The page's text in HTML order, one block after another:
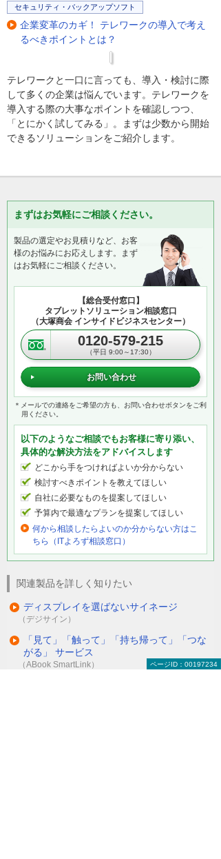
セキュリティ・バックアップソフト
企業変革のカギ！ テレワークの導入で考え
るべきポイントとは？
テレワークと一口に言っても、導入・検討に際
して多くの企業は悩んでいます。テレワークを
導入する際の大事なポイントを確認しつつ、
「とにかく試してみる」。まずは少数から開始
できるソリューションをご紹介します。
まずはお気軽にご相談ください。
製品の選定やお見積りなど、お客
様のお悩みにお応えします。まず
はお気軽にご相談ください。
【総合受付窓口】
タブレットソリューション相談窓口
（大塚商会 インサイドビジネスセンター）
0120-579-215
（平日 9:00～17:30）
お問い合わせ
＊メールでの連絡をご希望の方も、お問い合わせボタンをご利
用ください。
以下のようなご相談でもお客様に寄り添い、
具体的な解決方法をアドバイスします
どこから手をつければよいか分からない
検討すべきポイントを教えてほしい
自社に必要なものを提案してほしい
予算内で最適なプランを提案してほしい
何から相談したらよいのか分からない方はこ
ちら（ITよろず相談窓口）
関連製品を詳しく知りたい
ディスプレイを選ばないサイネージ
（デジサイン）
「見て」「触って」「持ち帰って」「つな
がる」 サービス
（ABook SmartLink） ページID：00197234